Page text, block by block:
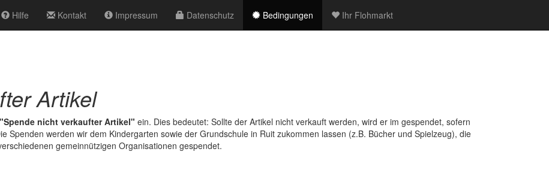
Hilfe Kontakt Impressum Datenschutz Bedingungen Ihr Flohmarkt
Artikel
nicht verkaufter Artikel" ein. Dies bedeutet: Sollte der Artikel nicht verkauft werden, wird er im gespendet, sofern
Spenden werden wir dem Kindergarten sowie der Grundschule in Ruit zukommen lassen (z.B. Bücher und Spielzeug), die
gemeinnützigen Organisationen gespendet.